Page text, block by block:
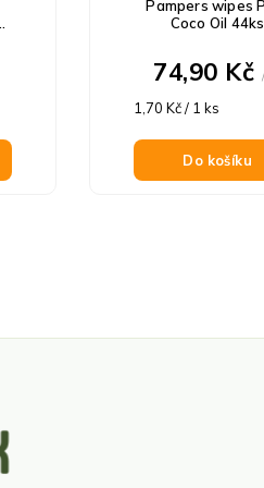
Pampers wipes
Coco Oil 44ks
74,90 Kč
Měrná
1,70 Kč / 1 ks
Do košíku